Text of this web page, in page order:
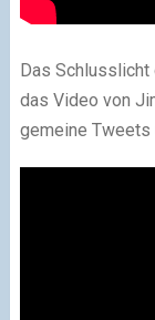
Das Schlusslicht
das Video von
gemeine Tweets